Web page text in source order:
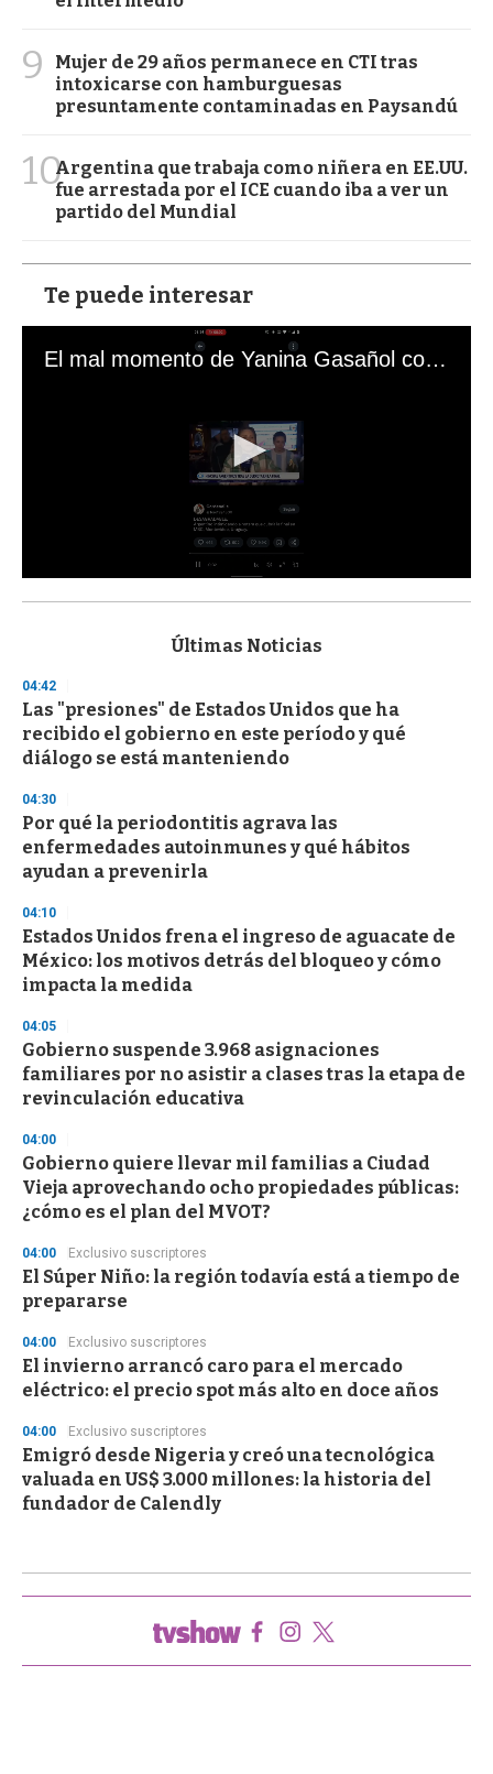
9
Mujer de 29 años permanece en CTI tras
intoxicarse con hamburguesas
presuntamente contaminadas en Paysandú
10Argentina que trabaja como niñera en EE.UU.
fue arrestada por el ICE cuando iba a ver un
partido del Mundial
Te puede interesar
El mal momento de Yanina Gasañol con un hincha argentino en "Subrayado"
s
d
s
o
f
3
s
e
c
o
n
Últimas Noticias
04:42
Las "presiones" de Estados Unidos que ha
recibido el gobierno en este período y qué
diálogo se está manteniendo
04:30
Por qué la periodontitis agrava las
enfermedades autoinmunes y qué hábitos
ayudan a prevenirla
04:10
Estados Unidos frena el ingreso de aguacate de
México: los motivos detrás del bloqueo y cómo
impacta la medida
04:05
Gobierno suspende 3.968 asignaciones
familiares por no asistir a clases tras la etapa de
revinculación educativa
04:00
Gobierno quiere llevar mil familias a Ciudad
Vieja aprovechando ocho propiedades públicas:
¿cómo es el plan del MVOT?
04:00 Exclusivo suscriptores
El Súper Niño: la región todavía está a tiempo de
prepararse
04:00 Exclusivo suscriptores
El invierno arrancó caro para el mercado
eléctrico: el precio spot más alto en doce años
04:00 Exclusivo suscriptores
Emigró desde Nigeria y creó una tecnológica
valuada en US$ 3.000 millones: la historia del
fundador de Calendly